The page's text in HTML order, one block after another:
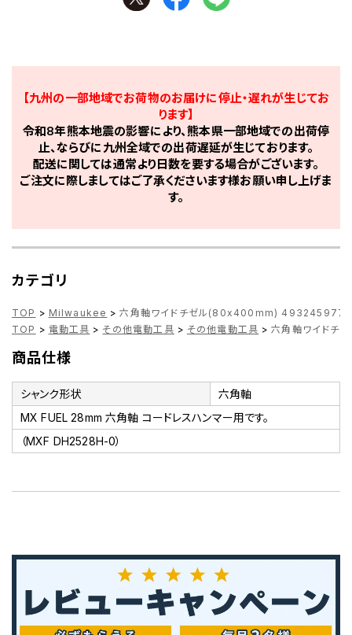
【九州の一部地域でお荷物のお届けに停止・遅れが生じてお
ります】
令和8年熊本地震の影響により、熊本県一部地域での出荷停
止、ならびに九州全域での出荷遅延が生じております。
配送に関しては通常より日数を要する場合がございます。
ご注文に際しましてはご了承くださいます様お願い申し上げま
す。
カテゴリ
TOP > Milwaukee > 六角軸ワイドチゼル(80x400mm)
TOP > 電動工具 > その他電動工具 > その他電動工具 > 六角軸ワイド
商品仕様
シャンク形状
六角軸
MX FUEL 28mm 六角軸 コードレスハンマー用です。
（MXF DH2528H-0）